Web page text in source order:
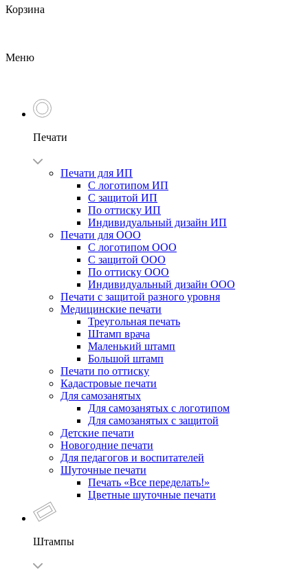
Корзина
Меню
Печати
Печати для ИП
С логотипом ИП
С защитой ИП
По оттиску ИП
Индивидуальный дизайн ИП
Печати для ООО
С логотипом ООО
С защитой ООО
По оттиску ООО
Индивидуальный дизайн ООО
Печати с защитой разного уровня
Медицинские печати
Треугольная печать
Штамп врача
Маленький штамп
Большой штамп
Печати по оттиску
Кадастровые печати
Для самозанятых
Для самозанятых с логотипом
Для самозанятых с защитой
Детские печати
Новогодние печати
Для педагогов и воспитателей
Шуточные печати
Печать «Все переделать!»
Цветные шуточные печати
Штампы